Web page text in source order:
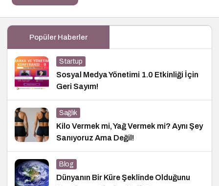
Popüler Haberler
Startup
Sosyal Medya Yönetimi 1.0 Etkinliği İçin
Geri Sayım!
Sağlık
Kilo Vermek mi, Yağ Vermek mi? Aynı Şey
Sanıyoruz Ama Değil!
Blog
Dünyanın Bir Küre Şeklinde Olduğunu